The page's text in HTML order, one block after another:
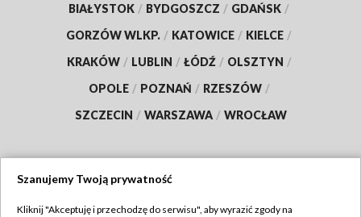
BIAŁYSTOK / BYDGOSZCZ / GDAŃSK /
GORZÓW WLKP. / KATOWICE / KIELCE /
KRAKÓW / LUBLIN / ŁÓDŹ / OLSZTYN /
OPOLE / POZNAŃ / RZESZÓW /
SZCZECIN / WARSZAWA / WROCŁAW
Szanujemy Twoją prywatność
Kliknij "Akceptuję i przechodzę do serwisu", aby wyrazić zgody na